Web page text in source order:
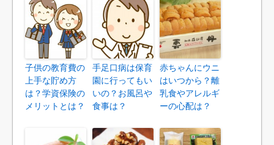
子供の教育費の
上手な貯め方
は？学資保険の
メリットとは？
手足口病は保育
園に行ってもい
いの？お風呂や
食事は？
赤ちゃんにウニ
はいつから？離
乳食やアレルギ
ーの心配は？